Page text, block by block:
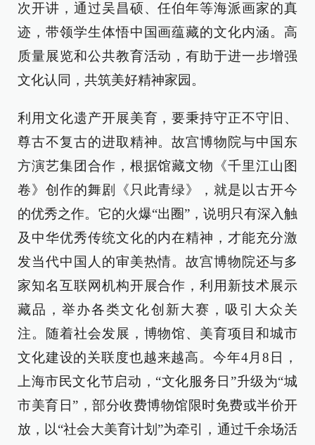
次开讲，通过吴昌硕、任伯年等海派画家的真
迹，带领学生体悟中国画蕴藏的文化内涵。高
质量展览和公共教育活动，有助于进一步增强
文化认同，共筑美好精神家园。
利用文化遗产开展美育，要秉持守正不守旧、
尊古不复古的进取精神。故宫博物院与中国东
方演艺集团合作，根据馆藏文物《千里江山图
卷》创作的舞剧《只此青绿》，就是以古开今
的优秀之作。它的火爆“出圈”，说明只有深入触
及中华优秀传统文化的内在精神，才能充分激
发当代中国人的审美热情。故宫博物院还与多
家知名互联网机构开展合作，利用新技术展示
藏品，举办各类文化创新大赛，吸引大众关
注。随着社会发展，博物馆、美育项目和城市
文化建设的关联度也越来越高。今年4月8日，
上海市民文化节启动，“文化服务日”升级为“城
市美育日”，部分收费博物馆限时免费或半价开
放，以“社会大美育计划”为牵引，通过千余场活